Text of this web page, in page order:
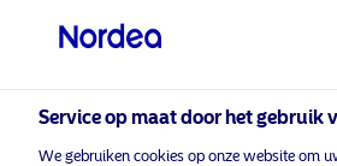
Particuliere belegger
Service op maat door het gebruik
We gebruiken cookies op onze website om